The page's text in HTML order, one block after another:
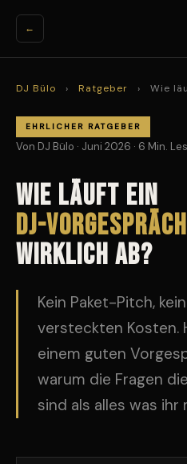
←
DJ Bülo › Ratgeber › Wie
EHRLICHER RATGEBER
Von DJ Bülo · Juni 2026 · 6 Min.
Wie läuft ein
DJ-Vorgespräch
wirklich ab?
Kein Paket-Pitch,
versteckten Kosten.
einem guten
warum die Fragen
sind als alles was